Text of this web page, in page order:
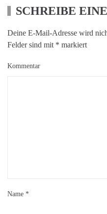
SCHREIBE
Deine E-Mail-Adresse wird
Felder sind mit * markiert
Kommentar
Name *